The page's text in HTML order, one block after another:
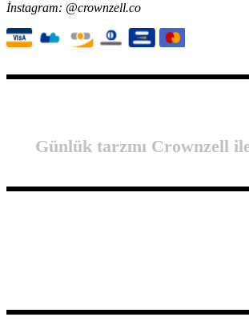
İnstagram: @crownzell.co
Günlük tarzını Crownzell